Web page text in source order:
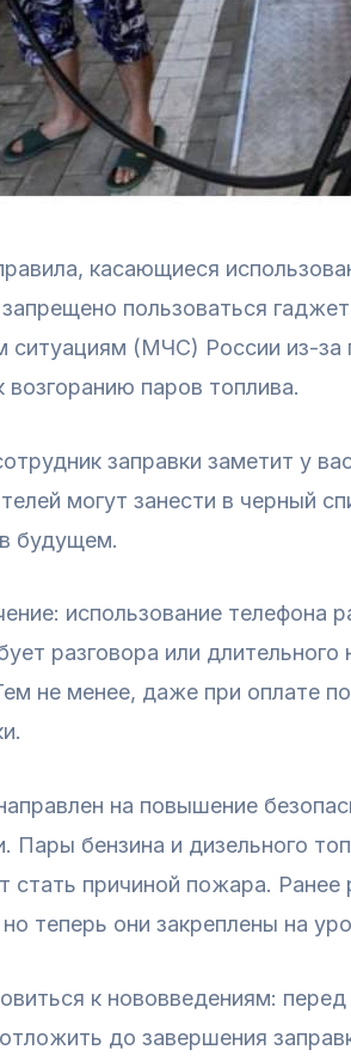
касающиеся
пользоваться
(МЧС) России из-за
паров топлива.
заправки заметит у
могут занести в черный
будущем.
использование телефона
разговора или
не менее, даже при оплате
на повышение
бензина и дизельного
причиной пожара.
теперь они закреплены на
к нововведениям:
до завершения